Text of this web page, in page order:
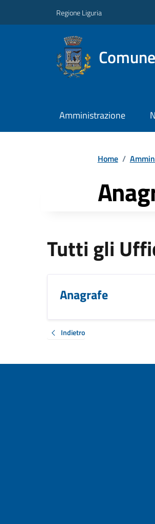
Regione Liguria
Amministrazione
Home /
Tutti gli
Anagrafe
Indietro